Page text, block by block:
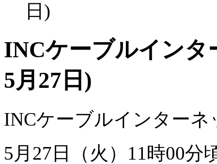
日)
INCケーブルインタ
5月27日)
INCケーブルインターネ
5月27日（火）11時00